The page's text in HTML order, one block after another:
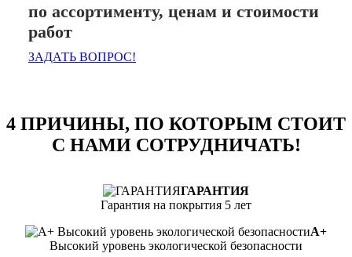
по ассортименту, ценам и стоимости
работ
ЗАДАТЬ ВОПРОС!
4 ПРИЧИНЫ, ПО КОТОРЫМ СТОИТ
С НАМИ СОТРУДНИЧАТЬ!
ГАРАНТИЯ
Гарантия на покрытия 5 лет
А+
Высокий уровень экологической безопасности